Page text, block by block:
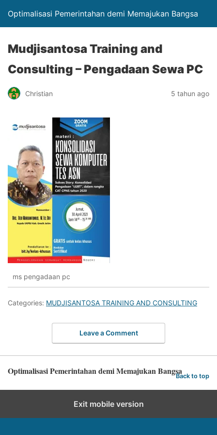
Optimalisasi Pemerintahan demi Memajukan Bangsa
Mudjisantosa Training and
Consulting – Pengadaan Sewa PC
Christian 5 tahun ago
ms pengadaan pc
Categories: MUDJISANTOSA TRAINING AND CONSULTING
Leave a Comment
Optimalisasi Pemerintahan demi Memajukan BangsaBack to top
Exit mobile version